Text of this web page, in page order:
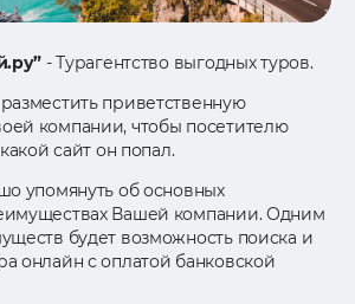
- Турагентство выгодных туров.
приветственную
компании, чтобы посетителю
сайт он попал.
упомянуть об основных
Вашей компании. Одним
будет возможность поиска и
онлайн с оплатой банковской